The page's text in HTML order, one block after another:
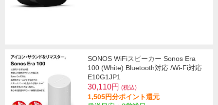
SONOS WiFiスピーカー Sonos Era
100 (White) Bluetooth対応 /Wi-Fi対応
E10G1JP1
30,110円 (税込)
1,505円分ポイント還元